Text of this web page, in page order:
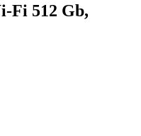
Fi 512 Gb,